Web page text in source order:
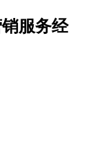
服务经